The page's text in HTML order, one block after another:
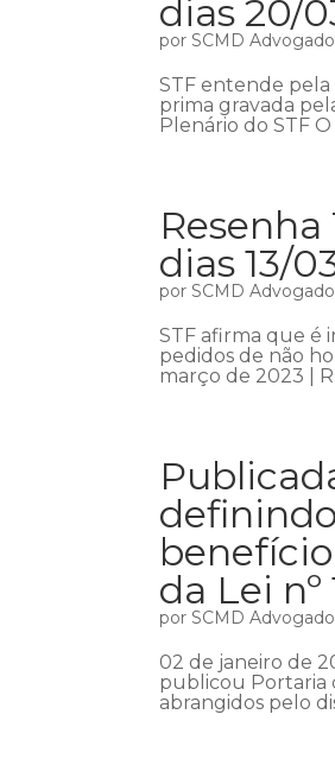
dias 20/
porSCMD
STF entende
prima gravada
Plenário do STF
dias 13/
porSCMD
STF afirma que é
pedidos de não
março de 2023 |
da Lei nº
porSCMD
02 de janeiro de
publicou Portaria
abrangidos pelo